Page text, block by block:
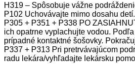
H319 – Spôsobuje vážne
P102 Uchovávajte mimo dosahu detí.
P305 + P351 + P338 PO
ich opatrne vyplachujte vodou.
prípadné kontaktné šošovky.
P337 + P313 Pri pretrvávajúcom
radu lekára/vyhľadajte lekársku